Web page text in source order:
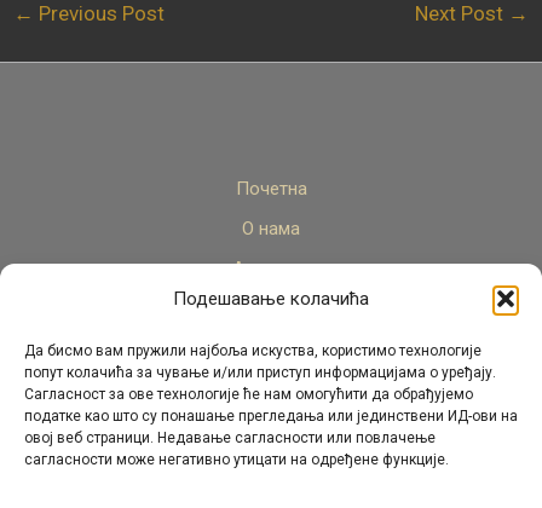
Подешавање колачића
Да бисмо вам пружили најбоља искуства, користимо технологије
попут колачића за чување и/или приступ информацијама о уређају.
Сагласност за ове технологије ће нам омогућити да обрађујемо
податке као што су понашање прегледања или јединствени ИД-ови на
овој веб страници. Недавање сагласности или повлачење
сагласности може негативно утицати на одређене функције.
← Previous Post Next Post →
Почетна
О нама
Актуелно
Стручни кадар
Пројекти
Архива
Контакт